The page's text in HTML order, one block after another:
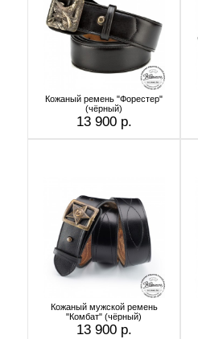
Кожаный ремень "Форестер"
(чёрный)
13 900 р.
Кожаный мужской ремень
"Комбат" (чёрный)
13 900 р.